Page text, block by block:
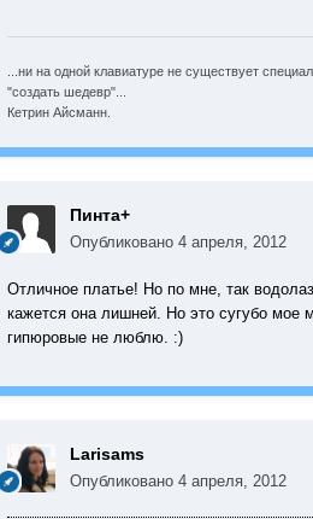
...ни на одной клавиатуре не существует
"создать шедевр"...
Кетрин Айсманн.
Пинта+
Опубликовано 4 апреля, 2012
Отличное платье! Но по мне, так
кажется она лишней. Но это сугубо мое
гипюровые не люблю. :)
Larisams
Опубликовано 4 апреля, 2012